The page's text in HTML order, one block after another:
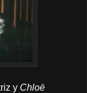
y Chloë